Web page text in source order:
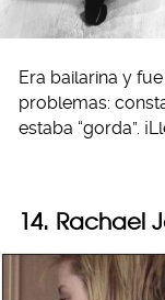
Era bailarina y
problemas:
estaba “gorda”.
14. Rachael